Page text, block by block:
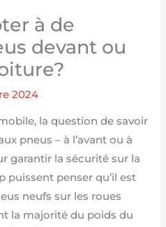
à de
devant ou
2024
la question de savoir
pneus – à l’avant ou à
garantir la sécurité sur la
puissent penser qu’il est
neufs sur les roues
la majorité du poids du